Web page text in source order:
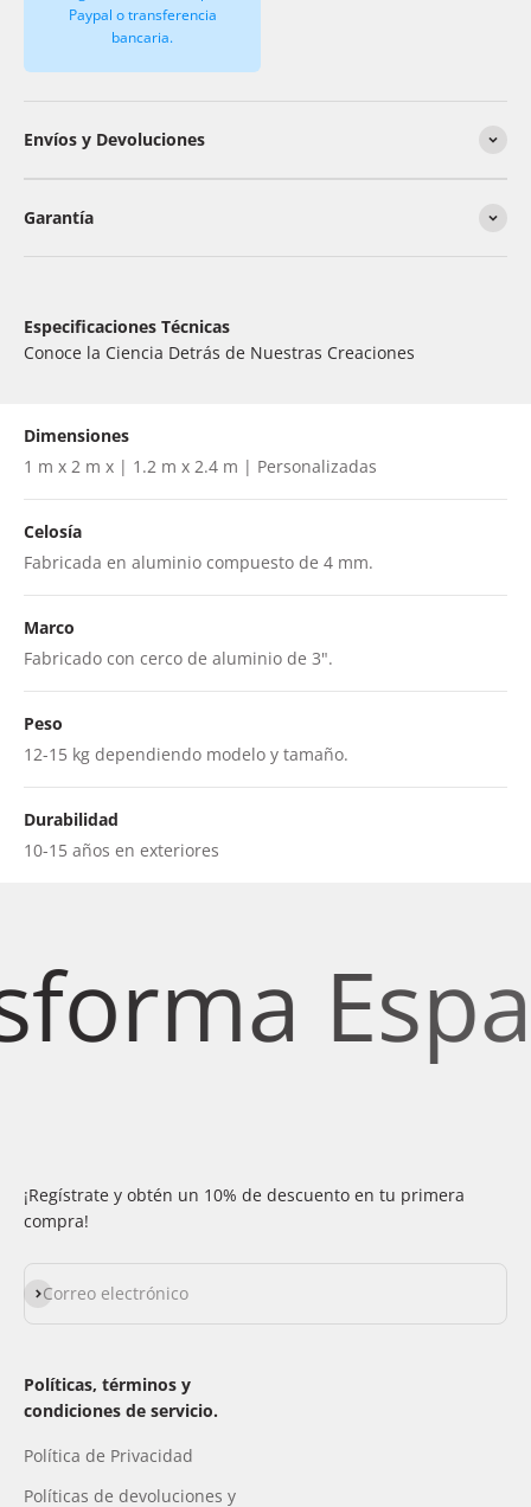
Paypal o transferencia
bancaria.
Envíos y Devoluciones
Garantía
Especificaciones Técnicas
Conoce la Ciencia Detrás de Nuestras Creaciones
Dimensiones
1 m x 2 m x | 1.2 m x 2.4 m | Personalizadas
Celosía
Fabricada en aluminio compuesto de 4 mm.
Marco
Fabricado con cerco de aluminio de 3".
Peso
12-15 kg dependiendo modelo y tamaño.
Durabilidad
10-15 años en exteriores
¡Regístrate y obtén un 10% de descuento en tu primera
compra!
Correo electrónico
Suscribirse
Políticas, términos y
condiciones de servicio.
Política de Privacidad
Políticas de devoluciones y